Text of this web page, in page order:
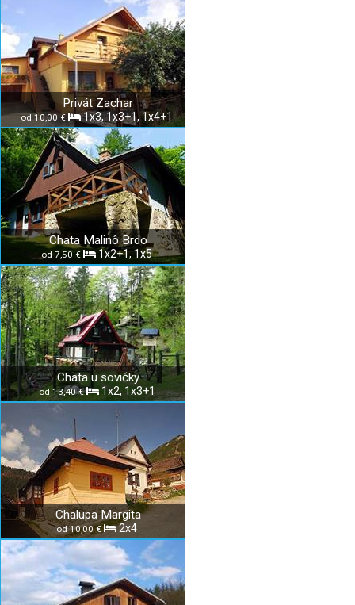
Privát Zachar
od 10,00 € 1x3, 1x3+1, 1x4+1
Chata Malinô Brdo
od 7,50 € 1x2+1, 1x5
Chata u sovičky
od 13,40 € 1x2, 1x3+1
Chalupa Margita
od 10,00 € 2x4